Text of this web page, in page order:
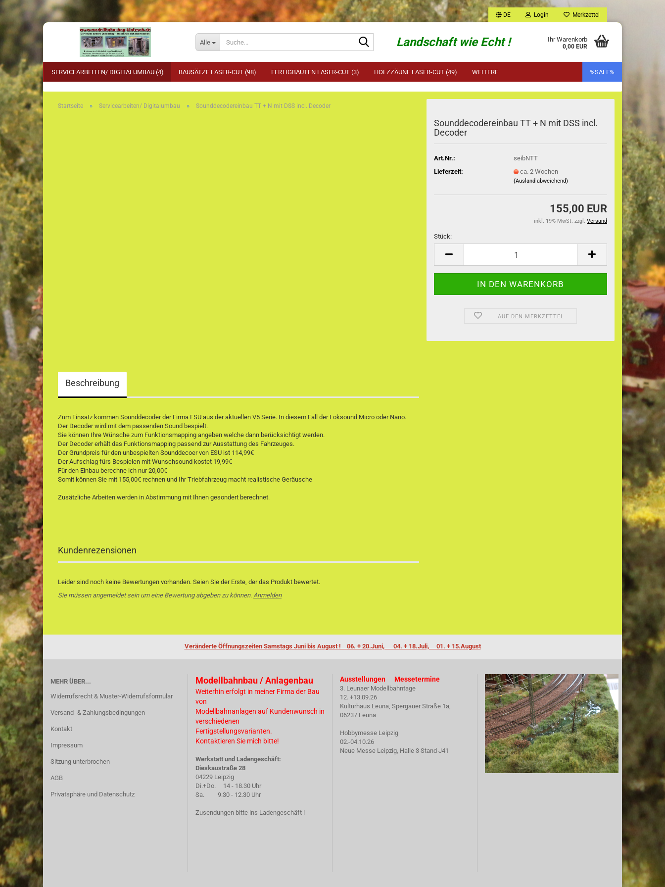
DE Login Merkzettel
Alle Landschaft wie Echt ! Ihr Warenkorb
0,00 EUR
SERVICEARBEITEN/ DIGITALUMBAU (4) BAUSÄTZE LASER-CUT (98) FERTIGBAUTEN LASER-CUT (3) HOLZZÄUNE LASER-CUT (49) %SALE%
WEITERE
Startseite » Servicearbeiten/ Digitalumbau » Sounddecodereinbau TT + N mit DSS incl. Decoder
Sounddecodereinbau TT + N mit DSS incl.
Decoder
Art.Nr.:
seibNTT
Lieferzeit:
ca. 2 Wochen
(Ausland abweichend)
155,00 EUR
inkl. 19% MwSt. zzgl. Versand
Stück:
Stück
AUF DEN MERKZETTEL
Beschreibung
Zum Einsatz kommen Sounddecoder der Firma ESU aus der aktuellen V5 Serie. In diesem Fall der Loksound Micro oder Nano.
Der Decoder wird mit dem passenden Sound bespielt.
Sie können Ihre Wünsche zum Funktionsmapping angeben welche dann berücksichtigt werden.
Der Decoder erhält das Funktionsmapping passend zur Ausstattung des Fahrzeuges.
Der Grundpreis für den unbespielten Sounddecoer von ESU ist 114,99€
Der Aufschlag fürs Bespielen mit Wunschsound kostet 19,99€
Für den Einbau berechne ich nur 20,00€
Somit können Sie mit 155,00€ rechnen und Ihr Triebfahrzeug macht realistische Geräusche
Zusätzliche Arbeiten werden in Abstimmung mit Ihnen gesondert berechnet.
Kundenrezensionen
Leider sind noch keine Bewertungen vorhanden. Seien Sie der Erste, der das Produkt bewertet.
Sie müssen angemeldet sein um eine Bewertung abgeben zu können. Anmelden
Veränderte Öffnungszeiten Samstags Juni bis August ! 06. + 20.Juni, 04. + 18.Juli, 01. + 15.August
MEHR ÜBER...
Widerrufsrecht & Muster-Widerrufsformular
Versand- & Zahlungsbedingungen
Kontakt
Impressum
Sitzung unterbrochen
AGB
Privatsphäre und Datenschutz
Modellbahnbau / Anlagenbau
Weiterhin erfolgt in meiner Firma der Bau
von
Modellbahnanlagen auf Kundenwunsch in
verschiedenen
Fertigstellungsvarianten.
Kontaktieren Sie mich bitte!
Werkstatt und Ladengeschäft:
Dieskaustraße 28
04229 Leipzig
Di.+Do. 14 - 18.30 Uhr
Sa. 9.30 - 12.30 Uhr
Zusendungen bitte ins Ladengeschäft !
Ausstellungen Messetermine
3. Leunaer Modellbahntage
12. +13.09.26
Kulturhaus Leuna, Spergauer Straße 1a,
06237 Leuna
Hobbymesse Leipzig
02.-04.10.26
Neue Messe Leipzig, Halle 3 Stand J41